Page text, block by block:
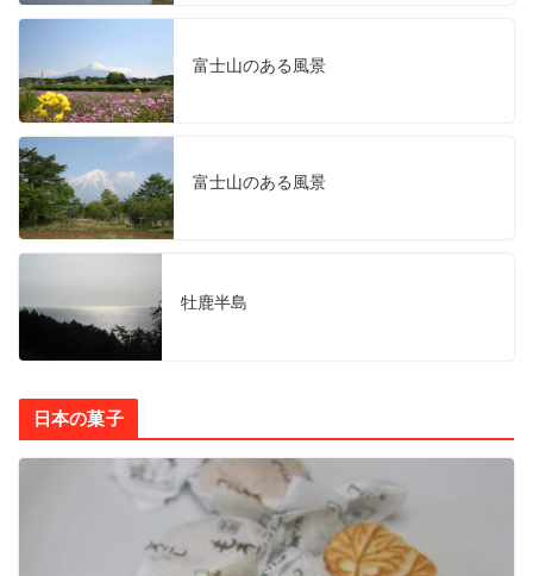
富士山のある風景
富士山のある風景
牡鹿半島
日本の菓子